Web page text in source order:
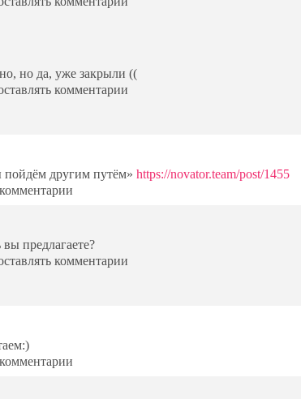
но да, уже закрыли ((
комментарии
другим путём» https://novator.team/post/1455
предлагаете?
комментарии